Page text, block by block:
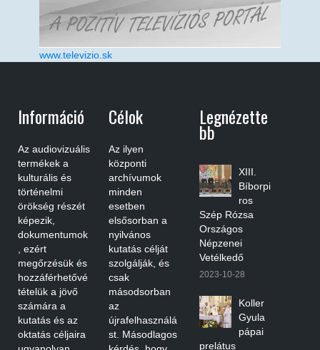
www.televizio.sk
Információ
Az audiovizuális
termékek a
kulturális és
történelmi
örökség részét
képezik,
dokumentumok
, ezért
megőrzésük és
hozzáférhetővé
tételük a jövő
számára a
kutatás és az
oktatás céljaira
Célok
Az ilyen
központi
archívumok
minden
esetben
elsősorban a
nyilvános
kutatás célját
szolgálják, és
csak
másodsorban
az
újrafelhasználá
st. Másodlagos
Legnézette
Bb
XIII.
Bíborpi
ros
Szép Rózsa
Országos
Népzenei
Vetélkedő
2023-10-28
Koller
Gyula
pápai
prelátus